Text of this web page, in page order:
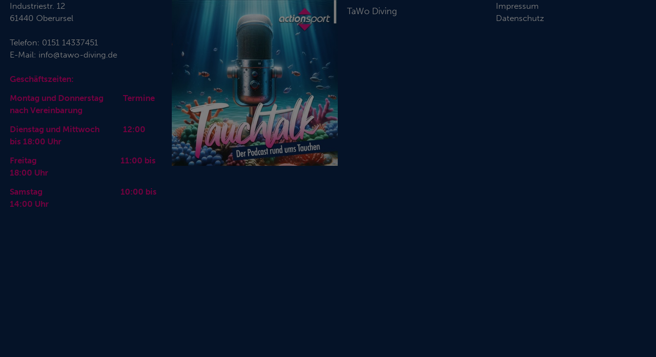
Industriestr. 12
61440 Oberursel
Telefon: 0151 14337451
E-Mail: info@tawo-diving.de
Geschäftszeiten:
Montag und Donnerstag Termine
nach Vereinbarung
Dienstag und Mittwoch 12:00
bis 18:00 Uhr
Freitag 11:00 bis
18:00 Uhr
Samstag 10:00 bis
14:00 Uhr
TaWo Diving
Impressum
Datenschutz